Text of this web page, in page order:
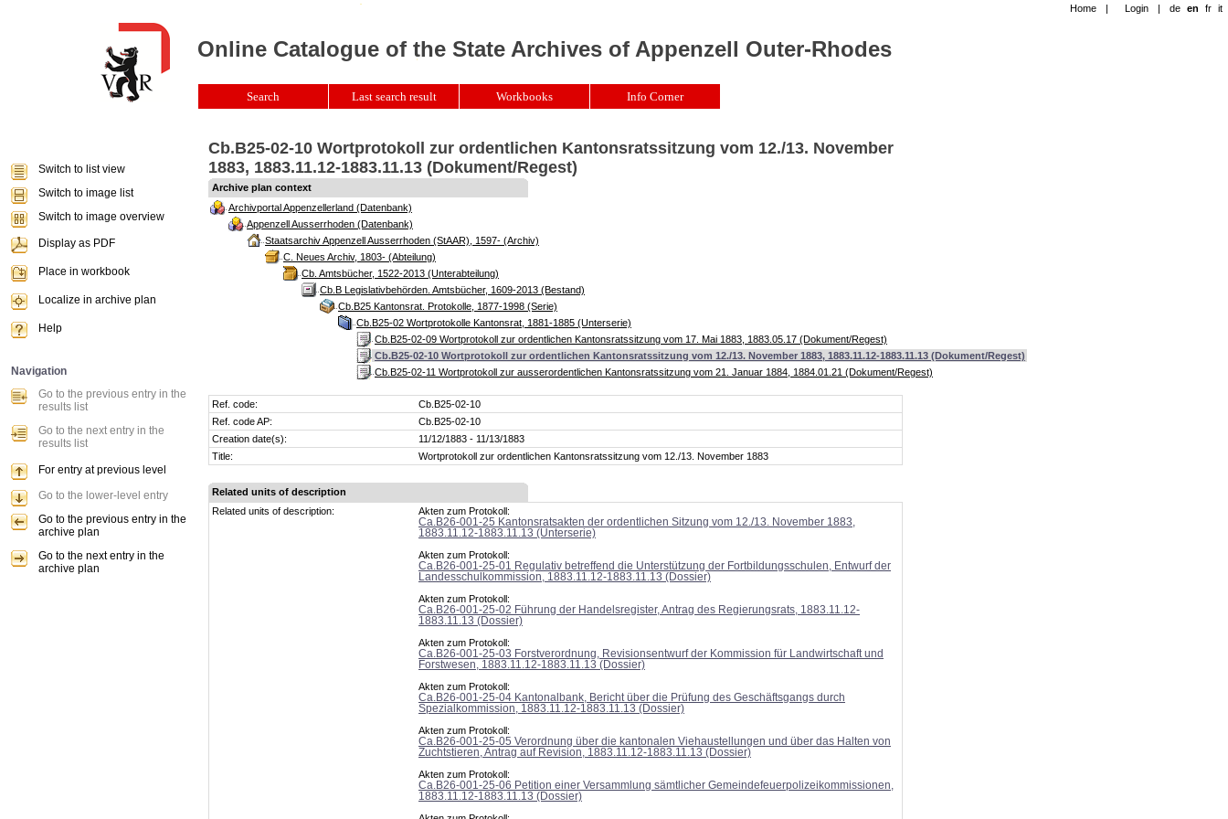
Cb.B25-02-10 Wortprotokoll zur ordentlichen Kantonsratssitzung vom 12./13. November
1883, 1883.11.12-1883.11.13 (Dokument/Regest)
Archive plan context
Archivportal Appenzellerland (Datenbank)
Appenzell Ausserrhoden (Datenbank)
Staatsarchiv Appenzell Ausserrhoden (StAAR), 1597- (Archiv)
C. Neues Archiv, 1803- (Abteilung)
Cb. Amtsbücher, 1522-2013 (Unterabteilung)
Cb.B Legislativbehörden. Amtsbücher, 1609-2013 (Bestand)
Cb.B25 Kantonsrat. Protokolle, 1877-1998 (Serie)
Cb.B25-02 Wortprotokolle Kantonsrat, 1881-1885 (Unterserie)
Cb.B25-02-09 Wortprotokoll zur ordentlichen Kantonsratssitzung vom 17. Mai 1883, 1883.05.17 (Dokument/Regest)
Cb.B25-02-10 Wortprotokoll zur ordentlichen Kantonsratssitzung vom 12./13. November 1883, 1883.11.12-1883.11.13 (Dokument/Regest)
Cb.B25-02-11 Wortprotokoll zur ausserordentlichen Kantonsratssitzung vom 21. Januar 1884, 1884.01.21 (Dokument/Regest)
Ref. code:
Cb.B25-02-10
Ref. code AP:
Cb.B25-02-10
Creation date(s):
11/12/1883 - 11/13/1883
Title:
Wortprotokoll zur ordentlichen Kantonsratssitzung vom 12./13. November 1883
Related units of description
Related units of description:
Akten zum Protokoll:
Ca.B26-001-25 Kantonsratsakten der ordentlichen Sitzung vom 12./13. November 1883,
1883.11.12-1883.11.13 (Unterserie)
Akten zum Protokoll:
Ca.B26-001-25-01 Regulativ betreffend die Unterstützung der Fortbildungsschulen, Entwurf der
Landesschulkommission, 1883.11.12-1883.11.13 (Dossier)
Akten zum Protokoll:
Ca.B26-001-25-02 Führung der Handelsregister, Antrag des Regierungsrats, 1883.11.12-
1883.11.13 (Dossier)
Akten zum Protokoll:
Ca.B26-001-25-03 Forstverordnung, Revisionsentwurf der Kommission für Landwirtschaft und
Forstwesen, 1883.11.12-1883.11.13 (Dossier)
Akten zum Protokoll:
Ca.B26-001-25-04 Kantonalbank, Bericht über die Prüfung des Geschäftsgangs durch
Spezialkommission, 1883.11.12-1883.11.13 (Dossier)
Akten zum Protokoll:
Ca.B26-001-25-05 Verordnung über die kantonalen Viehaustellungen und über das Halten von
Zuchtstieren, Antrag auf Revision, 1883.11.12-1883.11.13 (Dossier)
Akten zum Protokoll:
Ca.B26-001-25-06 Petition einer Versammlung sämtlicher Gemeindefeuerpolizeikommissionen,
1883.11.12-1883.11.13 (Dossier)
Home | Login | de en fr it
Online Catalogue of the State Archives of Appenzell Outer-Rhodes
Search Last search result Workbooks Info Corner
Switch to list view
Switch to image list
Switch to image overview
Display as PDF
Place in workbook
Localize in archive plan
Help
Navigation
Go to the previous entry in the
results list
Go to the next entry in the
results list
For entry at previous level
Go to the lower-level entry
Go to the previous entry in the
archive plan
Go to the next entry in the
archive plan